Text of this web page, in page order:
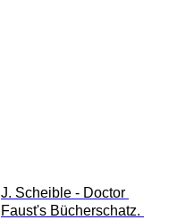
J. Scheible - Doctor
Faust's Bücherschatz.